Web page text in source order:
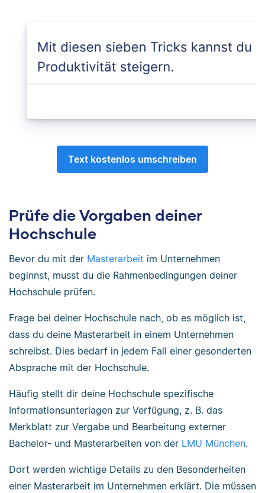
Text kostenlos umschreiben
Prüfe die Vorgaben deiner
Hochschule
Bevor du mit der Masterarbeit im Unternehmen
beginnst, musst du die Rahmenbedingungen deiner
Hochschule prüfen.
Frage bei deiner Hochschule nach, ob es möglich ist,
dass du deine Masterarbeit in einem Unternehmen
schreibst. Dies bedarf in jedem Fall einer gesonderten
Absprache mit der Hochschule.
Häufig stellt dir deine Hochschule spezifische
Informationsunterlagen zur Verfügung, z. B. das
Merkblatt zur Vergabe und Bearbeitung externer
Bachelor- und Masterarbeiten von der LMU München.
Dort werden wichtige Details zu den Besonderheiten
einer Masterarbeit im Unternehmen erklärt. Die müssen